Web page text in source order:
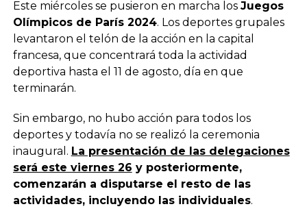
Este miércoles se pusieron en marcha los Juegos
Olímpicos de París 2024. Los deportes grupales
levantaron el telón de la acción en la capital
francesa, que concentrará toda la actividad
deportiva hasta el 11 de agosto, día en que
terminarán.
Sin embargo, no hubo acción para todos los
deportes y todavía no se realizó la ceremonia
inaugural. La presentación de las delegaciones
será este viernes 26 y posteriormente,
comenzarán a disputarse el resto de las
actividades, incluyendo las individuales.